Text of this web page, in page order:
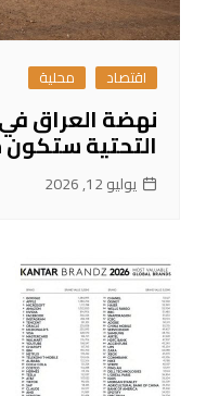
اقتصاد محلية
نهضة العراق
التحتية ستكون
يوليو 12, 2026